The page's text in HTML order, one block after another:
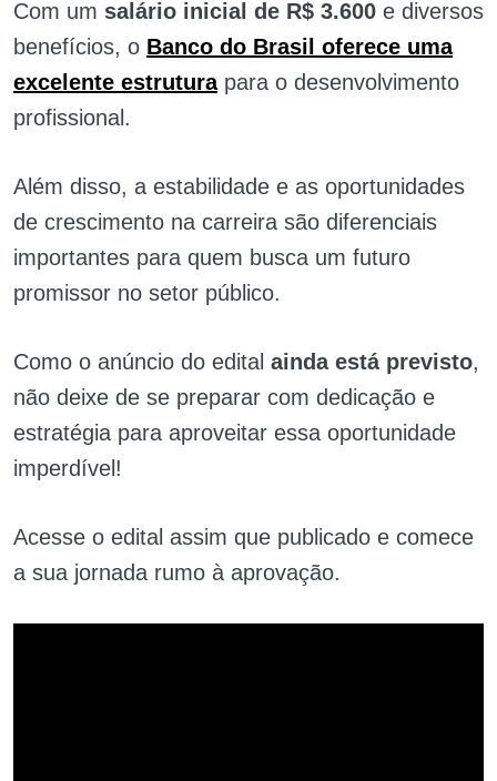
Com um salário inicial de R$ 3.600 e diversos
benefícios, o Banco do Brasil oferece uma
excelente estruturapara o desenvolvimento
profissional.
Além disso, a estabilidade e as oportunidades
de crescimento na carreira são diferenciais
importantes para quem busca um futuro
promissor no setor público.
Como o anúncio do edital ainda está previsto,
não deixe de se preparar com dedicação e
estratégia para aproveitar essa oportunidade
imperdível!
Acesse o edital assim que publicado e comece
a sua jornada rumo à aprovação.